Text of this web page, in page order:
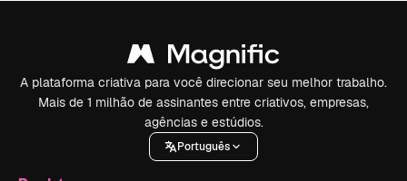
A plataforma criativa para você direcionar seu melhor trabalho.
Mais de 1 milhão de assinantes entre criativos, empresas,
agências e estúdios.
Português